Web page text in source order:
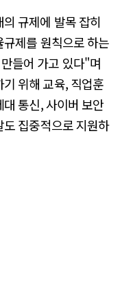
규제에 발목 잡히
제를 원칙으로 하는
들어 가고 있다"며
위해 교육, 직업훈
통신, 사이버 보안
집중적으로 지원하